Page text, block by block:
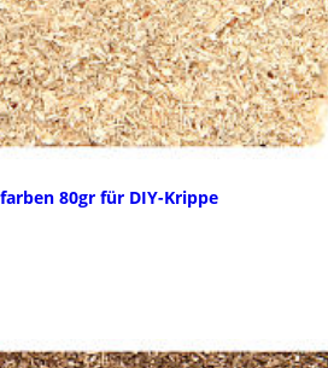
80gr für DIY-Krippe